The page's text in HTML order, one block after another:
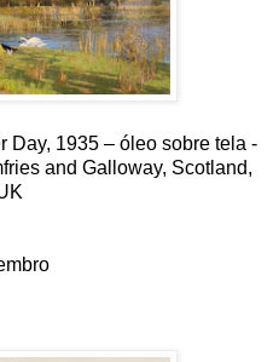
Day, 1935 – óleo sobre tela -
and Galloway, Scotland,